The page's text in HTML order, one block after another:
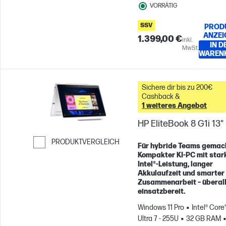
VORRÄTIG
SSV
1.399,00 €inkl.
MwSt.
IN
PRODUKTVERGLEICH
Weiter zum Vergleichen
Sichere dir bis zu 200€
Cashback &
1 weiteres Angebot
HP EliteBook 8 G1i 13"
Für hybride Teams
Kompakter KI-PC mit
Intel®-Leistung, langer
Akkulaufzeit und smarter
Zusammenarbeit – überall
einsatzbereit.
Windows 11 Pro
Intel®
Ultra 7 - 255U
32 GB RAM